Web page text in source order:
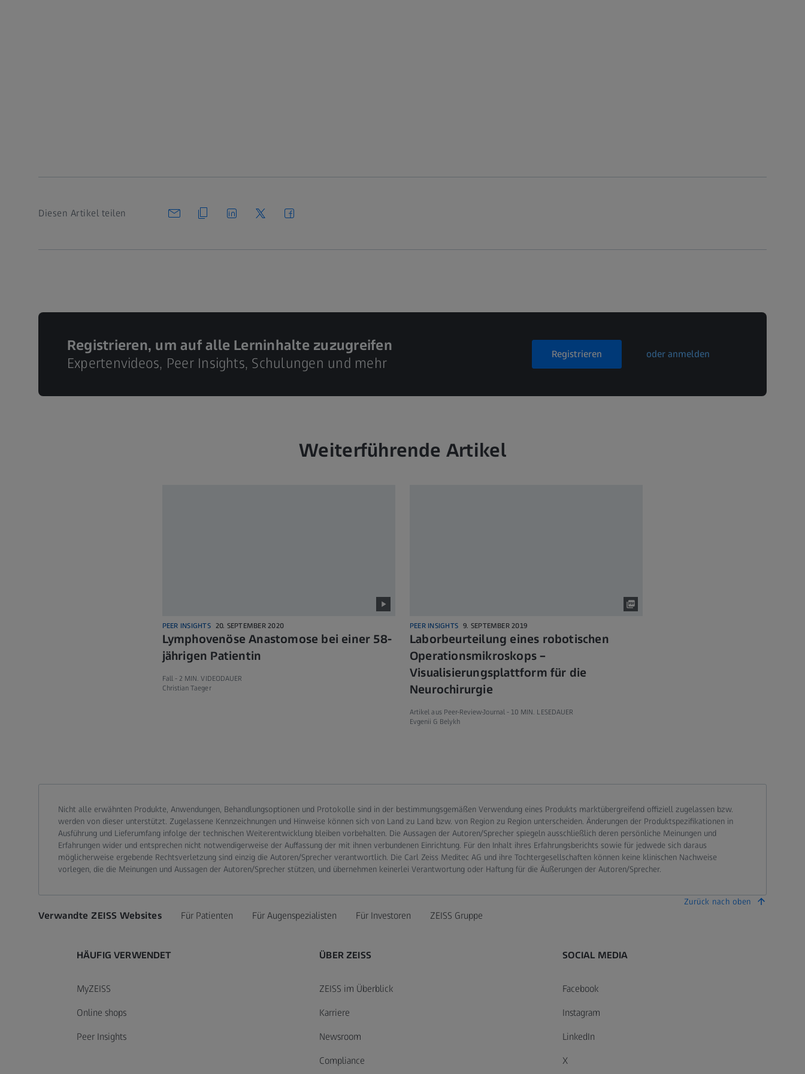
Diesen Artikel teilen
Registrieren, um auf alle Lerninhalte zuzugreifen
Expertenvideos, Peer Insights, Schulungen und mehr
Registrieren oder anmelden
Weiterführende Artikel
PEER INSIGHTS 20. SEPTEMBER 2020
Lymphovenöse Anastomose bei einer 58-
jährigen Patientin
Fall -2 MIN. VIDEODAUER
Christian Taeger
PEER INSIGHTS 9. SEPTEMBER 2019
Laborbeurteilung eines robotischen
Operationsmikroskops –
Visualisierungsplattform für die
Neurochirurgie
Artikel aus Peer-Review-Journal - 10 MIN. LESEDAUER
Evgenii G Belykh
Call contact at
Call contact on mobile at
Send contact a mail to
Nicht alle erwähnten Produkte, Anwendungen, Behandlungsoptionen und Protokolle sind in der bestimmungsgemäßen Verwendung eines Produkts marktübergreifend offiziell zugelassen bzw.
werden von dieser unterstützt. Zugelassene Kennzeichnungen und Hinweise können sich von Land zu Land bzw. von Region zu Region unterscheiden. Änderungen der Produktspezifikationen in
Ausführung und Lieferumfang infolge der technischen Weiterentwicklung bleiben vorbehalten. Die Aussagen der Autoren/Sprecher spiegeln ausschließlich deren persönliche Meinungen und
Erfahrungen wider und entsprechen nicht notwendigerweise der Auffassung der mit ihnen verbundenen Einrichtung. Für den Inhalt ihres Erfahrungsberichts sowie für jedwede sich daraus
möglicherweise ergebende Rechtsverletzung sind einzig die Autoren/Sprecher verantwortlich. Die Carl Zeiss Meditec AG und ihre Tochtergesellschaften können keine klinischen Nachweise
vorlegen, die die Meinungen und Aussagen der Autoren/Sprecher stützen, und übernehmen keinerlei Verantwortung oder Haftung für die Äußerungen der Autoren/Sprecher.
Zurück nach oben
Verwandte ZEISS Websites Für Patienten Für Augenspezialisten Für Investoren ZEISS Gruppe
HÄUFIG VERWENDET
MyZEISS
Online shops
Peer Insights
ÜBER ZEISS
ZEISS im Überblick
Karriere
Newsroom
Compliance
SOCIAL MEDIA
Facebook
Instagram
LinkedIn
X